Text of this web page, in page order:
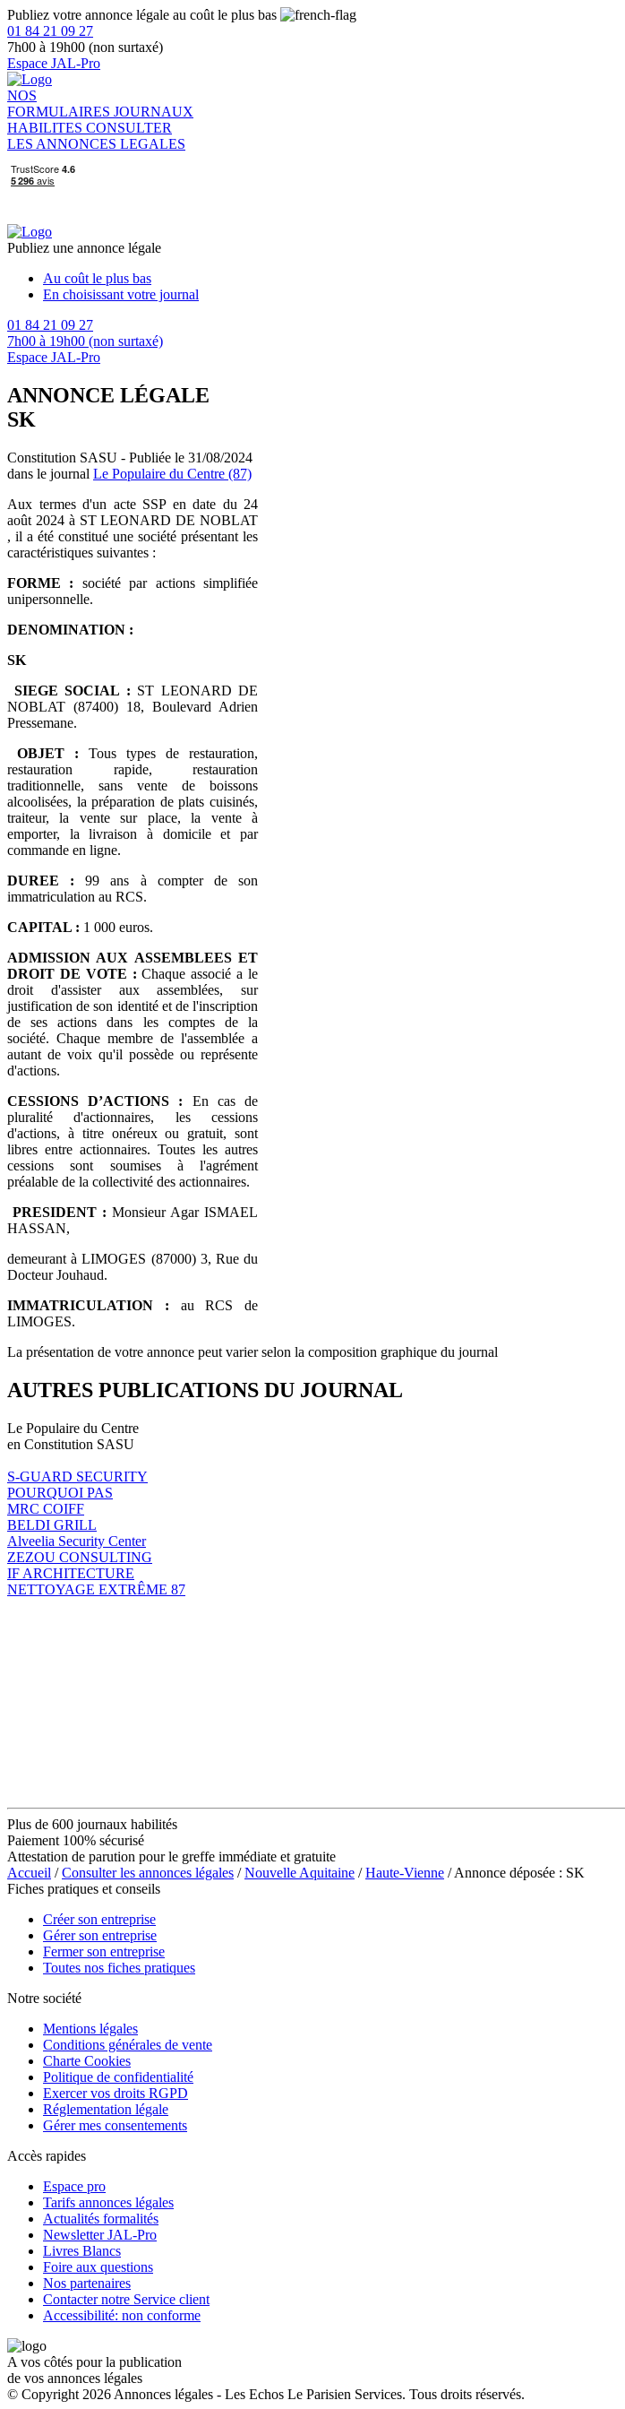
Publiez votre annonce légale au coût le plus bas
01 84 21 09 27
7h00 à 19h00 (non surtaxé)
Espace JAL-Pro
NOS
FORMULAIRES JOURNAUX
HABILITES CONSULTER
LES ANNONCES LEGALES
Publiez une annonce légale
Au coût le plus bas
En choisissant votre journal
01 84 21 09 27
7h00 à 19h00 (non surtaxé)
Espace JAL-Pro
ANNONCE LÉGALE
SK
Constitution SASU - Publiée le 31/08/2024
dans le journal Le Populaire du Centre (87)
Aux termes d'un acte SSP en date du 24
août 2024 à ST LEONARD DE NOBLAT
, il a été constitué une société présentant les
caractéristiques suivantes :
FORME : société par actions simplifiée
unipersonnelle.
DENOMINATION :
SK
SIEGE SOCIAL : ST LEONARD DE
NOBLAT (87400) 18, Boulevard Adrien
Pressemane.
OBJET : Tous types de restauration,
restauration rapide, restauration
traditionnelle, sans vente de boissons
alcoolisées, la préparation de plats cuisinés,
traiteur, la vente sur place, la vente à
emporter, la livraison à domicile et par
commande en ligne.
DUREE : 99 ans à compter de son
immatriculation au RCS.
CAPITAL : 1 000 euros.
ADMISSION AUX ASSEMBLEES ET
DROIT DE VOTE : Chaque associé a le
droit d'assister aux assemblées, sur
justification de son identité et de l'inscription
de ses actions dans les comptes de la
société. Chaque membre de l'assemblée a
autant de voix qu'il possède ou représente
d'actions.
CESSIONS D’ACTIONS : En cas de
pluralité d'actionnaires, les cessions
d'actions, à titre onéreux ou gratuit, sont
libres entre actionnaires. Toutes les autres
cessions sont soumises à l'agrément
préalable de la collectivité des actionnaires.
PRESIDENT : Monsieur Agar ISMAEL
HASSAN,
demeurant à LIMOGES (87000) 3, Rue du
Docteur Jouhaud.
IMMATRICULATION : au RCS de
LIMOGES.
La présentation de votre annonce peut varier selon la composition graphique du journal
AUTRES PUBLICATIONS DU JOURNAL
Le Populaire du Centre
en Constitution SASU
S-GUARD SECURITY
POURQUOI PAS
MRC COIFF
BELDI GRILL
Alveelia Security Center
ZEZOU CONSULTING
IF ARCHITECTURE
NETTOYAGE EXTRÊME 87
Plus de 600 journaux habilités
Paiement 100% sécurisé
Attestation de parution pour le greffe immédiate et gratuite
Accueil /Consulter les annonces légales /Nouvelle Aquitaine /Haute-Vienne / Annonce déposée : SK
Fiches pratiques et conseils
Créer son entreprise
Gérer son entreprise
Fermer son entreprise
Toutes nos fiches pratiques
Notre société
Mentions légales
Conditions générales de vente
Charte Cookies
Politique de confidentialité
Exercer vos droits RGPD
Réglementation légale
Gérer mes consentements
Accès rapides
Espace pro
Tarifs annonces légales
Actualités formalités
Newsletter JAL-Pro
Livres Blancs
Foire aux questions
Nos partenaires
Contacter notre Service client
Accessibilité: non conforme
A vos côtés pour la publication
de vos annonces légales
© Copyright 2026 Annonces légales - Les Echos Le Parisien Services. Tous droits réservés.